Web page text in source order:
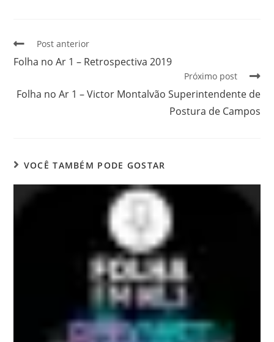
Post anterior
Folha no Ar 1 – Retrospectiva 2019
Próximo post
Folha no Ar 1 – Victor Montalvão Superintendente de
Postura de Campos
VOCÊ TAMBÉM PODE GOSTAR